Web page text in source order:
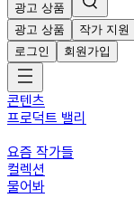
광고 상품
광고 상품
작가 지원
로그인
회원가입
콘텐츠
프로덕트 밸리
요즘 작가들
컬렉션
물어봐